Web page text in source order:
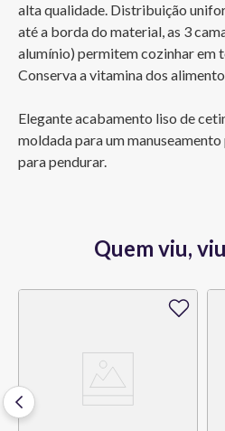
alta qualidade. Distribuição
até a borda do material, as 3
alumínio) permitem cozinhar em
Conserva a vitamina dos
Elegante acabamento liso de
moldada para um
para pendurar.
Quem viu,